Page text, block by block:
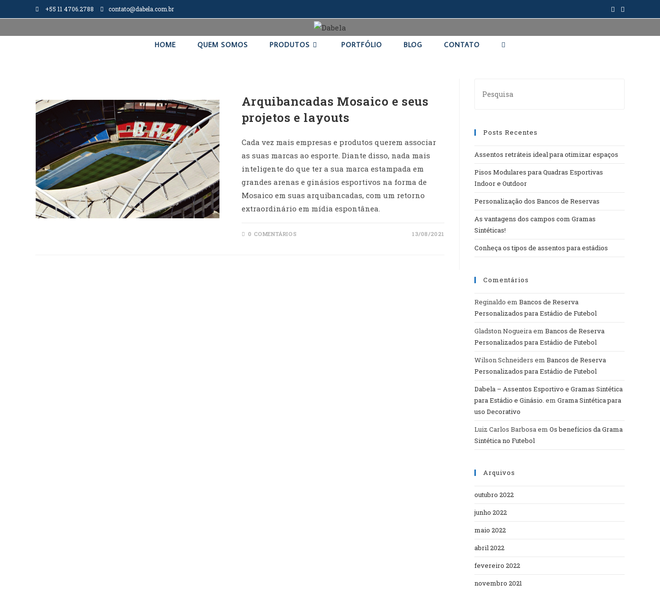
+55 11 4706.2788 contato@dabela.com.br
HOME QUEM SOMOS PRODUTOS PORTFÓLIO BLOG CONTATO
Arquibancadas Mosaico e seus
projetos e layouts
Cada vez mais empresas e produtos querem associar
as suas marcas ao esporte. Diante disso, nada mais
inteligente do que ter a sua marca estampada em
grandes arenas e ginásios esportivos na forma de
Mosaico em suas arquibancadas, com um retorno
extraordinário em mídia espontânea.
0 COMENTÁRIOS 13/08/2021
Posts Recentes
Assentos retráteis ideal para otimizar espaços
Pisos Modulares para Quadras Esportivas
Indoor e Outdoor
Personalização dos Bancos de Reservas
As vantagens dos campos com Gramas
Sintéticas!
Conheça os tipos de assentos para estádios
Comentários
Reginaldo em Bancos de Reserva
Personalizados para Estádio de Futebol
Gladston Nogueira em Bancos de Reserva
Personalizados para Estádio de Futebol
Wilson Schneiders em Bancos de Reserva
Personalizados para Estádio de Futebol
Dabela – Assentos Esportivo e Gramas Sintética
para Estádio e Ginásio. em Grama Sintética para
uso Decorativo
Luiz Carlos Barbosa em Os benefícios da Grama
Sintética no Futebol
Arquivos
outubro 2022
junho 2022
maio 2022
abril 2022
fevereiro 2022
novembro 2021